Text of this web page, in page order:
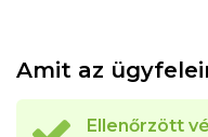
Amit az
Ellenőrzött